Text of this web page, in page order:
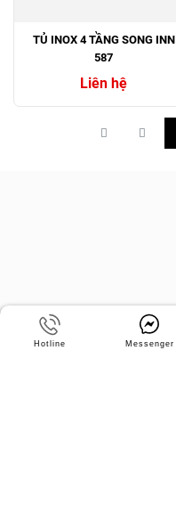
TỦ INOX 4 TẦNG SONG INN
587
Liên hệ
Hotline Messenger